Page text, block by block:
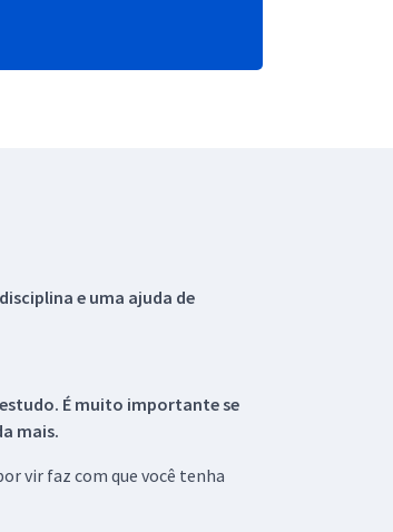
e uma ajuda de
É muito importante se
mais.
vir faz com que você tenha